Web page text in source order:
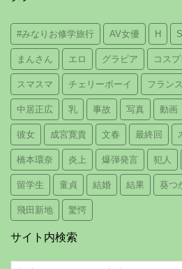
#みなりお修学旅行 AV女優 H
まんさん エロ グラビア コス
スマスマ チェリーボーイ フランス
中居正広 乳 事故 写真 動画
彼女 成宮寛貴 文春 最終回
橋本環奈 炎上 爆弾発言 犯人
留学生 童貞 結婚 結果 葵つ
飛田新地 驚愕
サイト内検索